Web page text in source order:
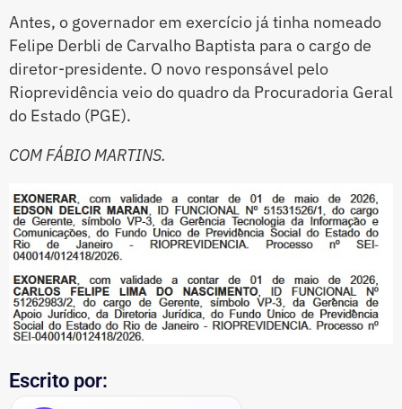
Antes, o governador em exercício já tinha nomeado
Felipe Derbli de Carvalho Baptista para o cargo de
diretor-presidente. O novo responsável pelo
Rioprevidência veio do quadro da Procuradoria Geral
do Estado (PGE).
COM FÁBIO MARTINS.
Escrito por: